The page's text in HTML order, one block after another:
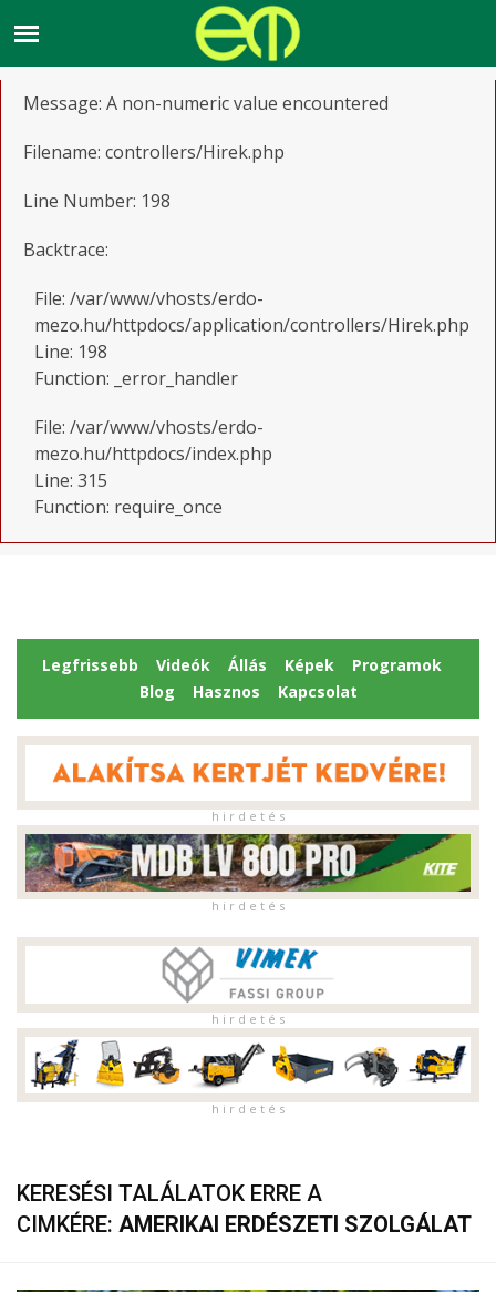
A PHP Error was encountered
Message: A non-numeric value encountered
Filename: controllers/Hirek.php
Line Number: 198
Backtrace:
File: /var/www/vhosts/erdo-
mezo.hu/httpdocs/application/controllers/Hirek.php
Line: 198
Function: _error_handler
File: /var/www/vhosts/erdo-
mezo.hu/httpdocs/index.php
Line: 315
Function: require_once
Legfrissebb Videók Állás Képek
Programok
Blog
Hasznos Kapcsolat
h i r d e t é s
h i r d e t é s
h i r d e t é s
h i r d e t é s
KERESÉSI TALÁLATOK ERRE A
CIMKÉRE: AMERIKAI ERDÉSZETI SZOLGÁLAT